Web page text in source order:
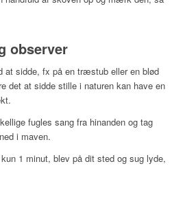
observer
at sidde, fx på en træstub eller en blød
det at sidde stille i naturen kan have en
fugles sang fra hinanden og tag
i maven.
1 minut, blev på dit sted og sug lyde,